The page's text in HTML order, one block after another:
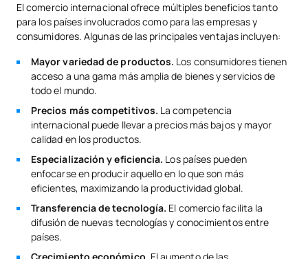
El comercio internacional ofrece múltiples beneficios tanto
para los países involucrados como para las empresas y
consumidores. Algunas de las principales ventajas incluyen:
Mayor variedad de productos. Los consumidores tienen
acceso a una gama más amplia de bienes y servicios de
todo el mundo.
Precios más competitivos. La competencia
internacional puede llevar a precios más bajos y mayor
calidad en los productos.
Especialización y eficiencia. Los países pueden
enfocarse en producir aquello en lo que son más
eficientes, maximizando la productividad global.
Transferencia de tecnología. El comercio facilita la
difusión de nuevas tecnologías y conocimientos entre
países.